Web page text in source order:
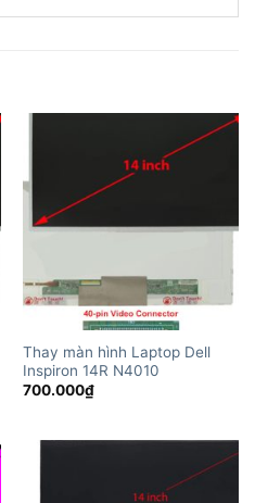
Thay màn hình Laptop Dell
Inspiron 14R N4010
700.000₫